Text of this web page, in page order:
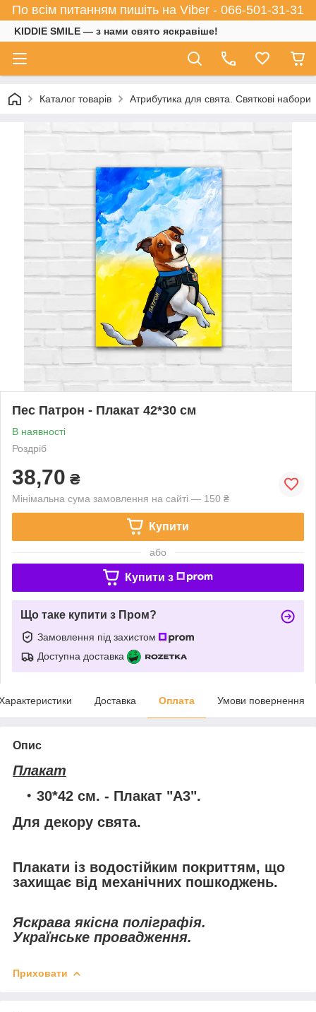
По всім питанням пишіть на Viber - 066-501-31-31
KIDDIE SMILE — з нами свято яскравіше!
Каталог товарів Атрибутика для свята. Святкові набори
Пес Патрон - Плакат 42*30 см
В наявності
Роздріб
38,70 ₴
Мінімальна сума замовлення на сайті — 150 ₴
Купити
або
Купити з
Що таке купити з Пром?
Замовлення під захистом
Доступна доставка
Доставка Оплата Умови повернення
Опис
Плакат
30*42 см. - Плакат "А3".
Для декору свята.
Плакати із водостійким покриттям, що
захищає від механічних пошкоджень.
Яскрава якісна поліграфія.
Українське провадження.
Приховати